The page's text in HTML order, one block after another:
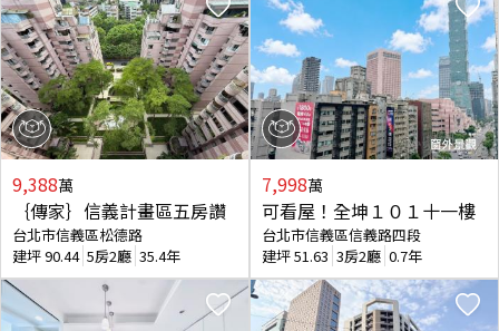
9,388萬
｛傳家｝信義計畫區五房讚
台北市信義區松德路
建坪90.44 5房2廳 35.4年
7,998萬
可看屋！全坤１０１十一樓
台北市信義區信義路四段
建坪51.63 3房2廳 0.7年